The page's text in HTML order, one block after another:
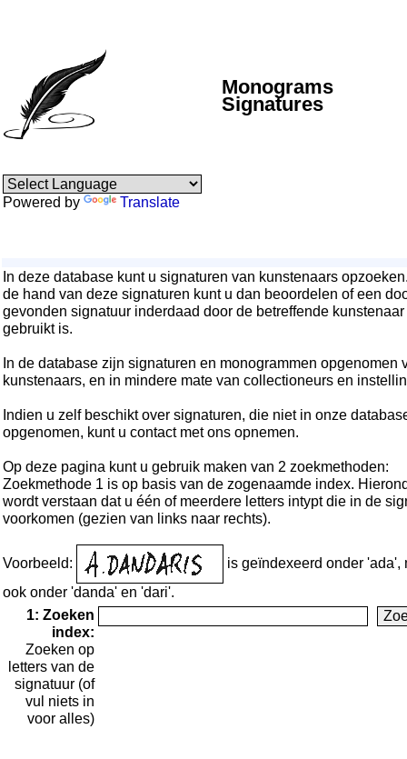
Monograms
Signatures
Powered by Translate
In deze database kunt u signaturen van kunstenaars
de hand van deze signaturen kunt u dan beoordelen of een
gevonden signatuur inderdaad door de betreffende kunstenaar
gebruikt is.
In de database zijn signaturen en monogrammen opgenomen
kunstenaars, en in mindere mate van collectioneurs en
Indien u zelf beschikt over signaturen, die niet in onze
opgenomen, kunt u contact met ons opnemen.
Op deze pagina kunt u gebruik maken van 2 zoekmethoden:
Zoekmethode 1 is op basis van de zogenaamde index.
wordt verstaan dat u één of meerdere letters intypt die in de
voorkomen (gezien van links naar rechts).
Voorbeeld:
is geïndexeerd onder 'ada',
ook onder 'danda' en 'dari'.
1: Zoeken
index:
Zoeken op
letters van de
signatuur (of
vul niets in
voor alles)